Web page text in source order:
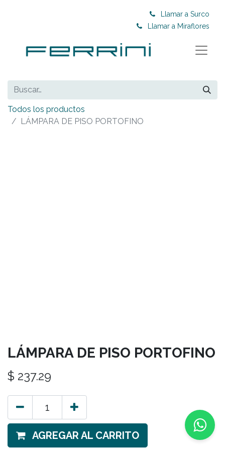
Llamar a Surco
Llamar a Miraflores
Todos los productos
LÁMPARA DE PISO PORTOFINO
LÁMPARA DE PISO PORTOFINO
$ 237.29
AGREGAR AL CARRITO